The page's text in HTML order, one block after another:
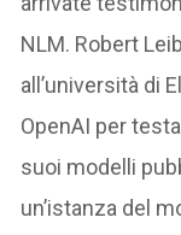
NLM. Robert
all’università di
OpenAI per
suoi modelli
un’istanza del